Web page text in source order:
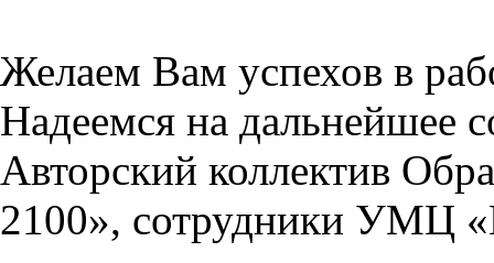
Желаем Вам успехов в
Надеемся на дальнейшее
Авторский коллектив
2100», сотрудники УМЦ